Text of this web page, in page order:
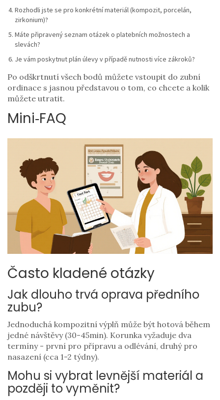
Rozhodli jste se pro konkrétní materiál (kompozit, porcelán,
zirkonium)?
Máte připravený seznam otázek o platebních možnostech a
slevách?
Je vám poskytnut plán úlevy v případě nutnosti více zákroků?
Po odškrtnutí všech bodů můžete vstoupit do zubní
ordinace s jasnou představou o tom, co chcete a kolik
můžete utratit.
Mini‑FAQ
Často kladené otázky
Jak dlouho trvá oprava předního
zubu?
Jednoduchá kompozitní výplň může být hotová během
jedné návštěvy (30-45min). Korunka vyžaduje dva
termíny - první pro přípravu a odlévání, druhý pro
nasazení (cca 1-2 týdny).
Mohu si vybrat levnější materiál a
později to vyměnit?